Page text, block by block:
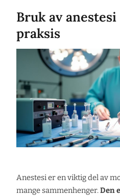
Bruk av
praksis
Anestesi er en viktig del av
mange sammenhenger.Den